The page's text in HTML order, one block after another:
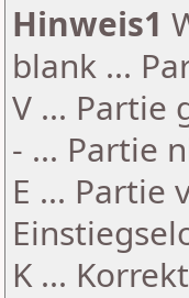
Hinweis1
blank ...
V ... Partie
- ... Partie
E ... Partie
K ...